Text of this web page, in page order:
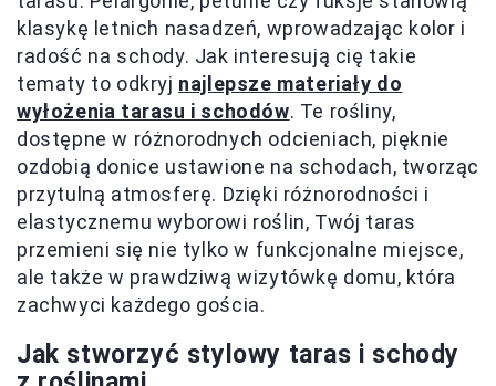
klasykę letnich nasadzeń, wprowadzając kolor i
radość na schody. Jak interesują cię takie
tematy to odkryj najlepsze materiały do
wyłożenia tarasu i schodów. Te rośliny,
dostępne w różnorodnych odcieniach, pięknie
ozdobią donice ustawione na schodach, tworząc
przytulną atmosferę. Dzięki różnorodności i
elastycznemu wyborowi roślin, Twój taras
przemieni się nie tylko w funkcjonalne miejsce,
ale także w prawdziwą wizytówkę domu, która
zachwyci każdego gościa.
Jak stworzyć stylowy taras i schody